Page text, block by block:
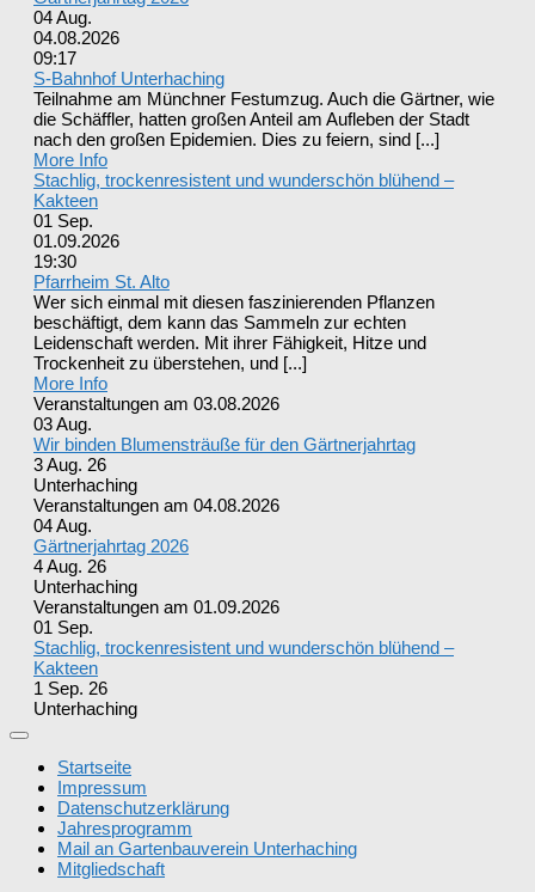
04Aug.
04.08.2026
09:17
S-Bahnhof Unterhaching
Teilnahme am Münchner Festumzug. Auch die Gärtner, wie
die Schäffler, hatten großen Anteil am Aufleben der Stadt
nach den großen Epidemien. Dies zu feiern, sind [...]
More Info
Stachlig, trockenresistent und wunderschön blühend –
Kakteen
01 Sep.
01.09.2026
19:30
Pfarrheim St. Alto
Wer sich einmal mit diesen faszinierenden Pflanzen
beschäftigt, dem kann das Sammeln zur echten
Leidenschaft werden. Mit ihrer Fähigkeit, Hitze und
Trockenheit zu überstehen, und [...]
More Info
Veranstaltungen am 03.08.2026
03Aug.
Wir binden Blumensträuße für den Gärtnerjahrtag
3 Aug. 26
Unterhaching
Veranstaltungen am 04.08.2026
04Aug.
Gärtnerjahrtag 2026
4 Aug. 26
Unterhaching
Veranstaltungen am 01.09.2026
01 Sep.
Stachlig, trockenresistent und wunderschön blühend –
Kakteen
1 Sep. 26
Unterhaching
Startseite
Impressum
Datenschutzerklärung
Jahresprogramm
Mail an Gartenbauverein Unterhaching
Mitgliedschaft